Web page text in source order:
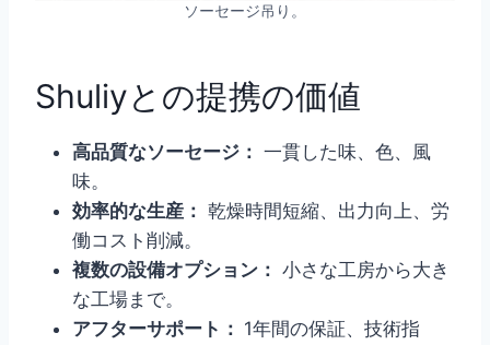
ソーセージ吊り。
Shuliyとの提携の価値
高品質なソーセージ： 一貫した味、色、風
味。
効率的な生産： 乾燥時間短縮、出力向上、労
働コスト削減。
複数の設備オプション： 小さな工房から大き
な工場まで。
アフターサポート： 1年間の保証、技術指